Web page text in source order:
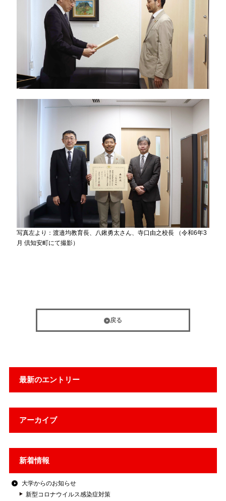
最新のエントリー
アーカイブ
新着情報
大学からのお知らせ
新型コロナウイルス感染症対策
写真左より：渡邉均教育長、八鍬勇太さん、寺口由之校長 （令和6年3
月 倶知安町にて撮影）
戻る